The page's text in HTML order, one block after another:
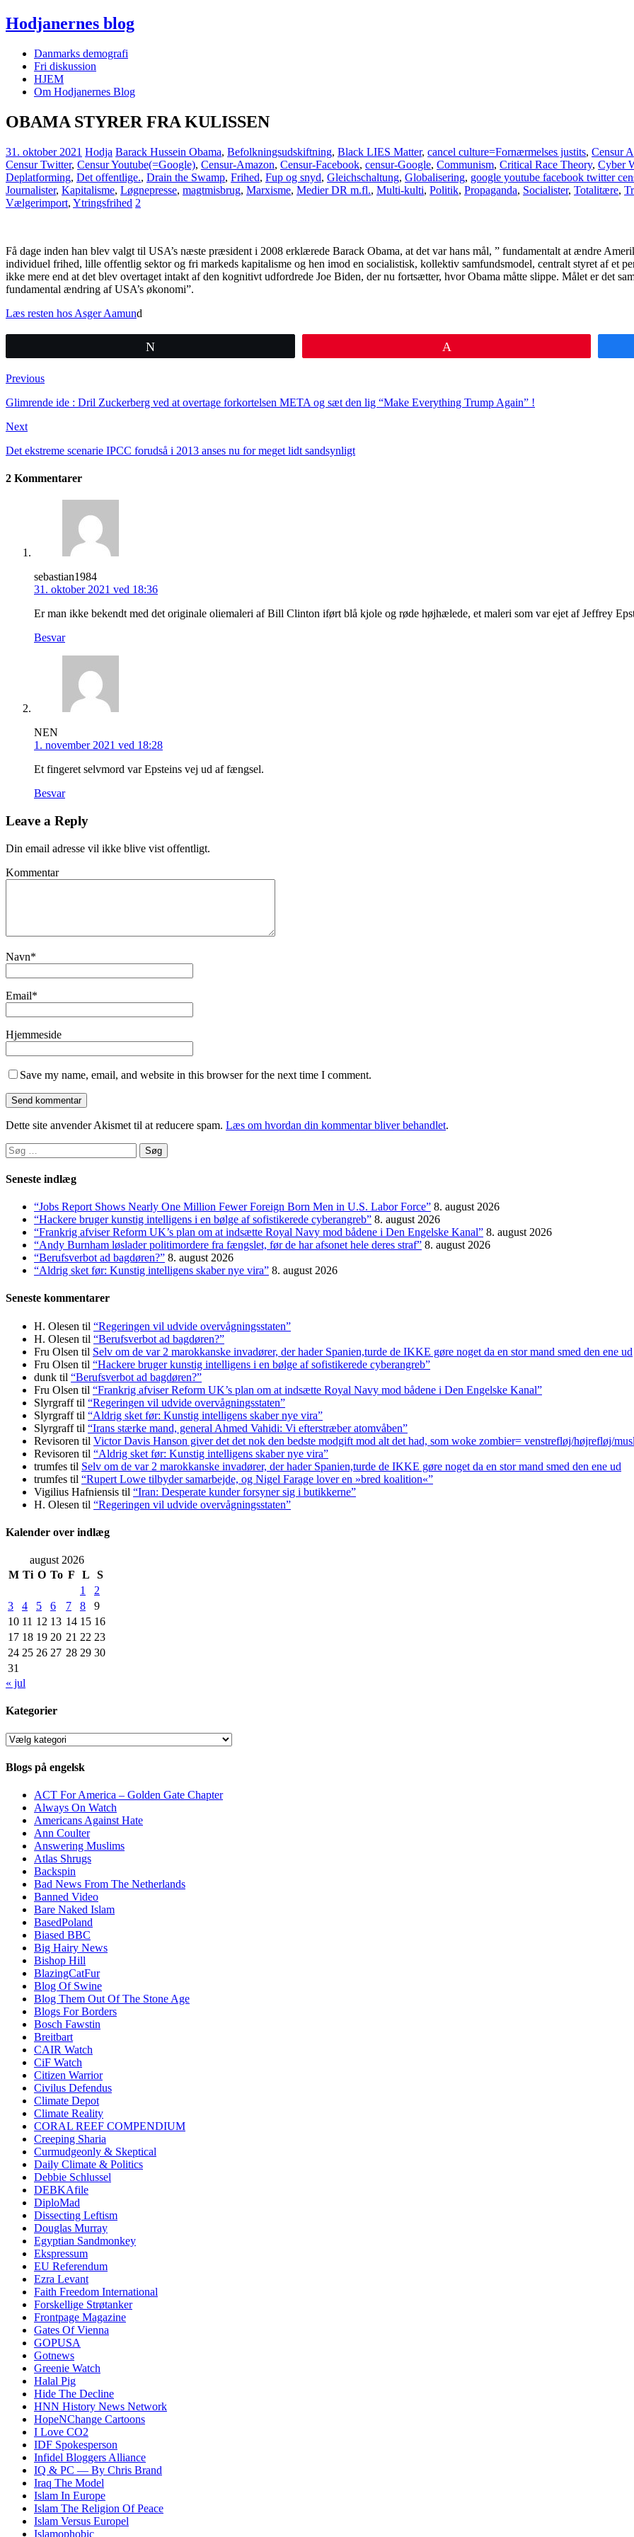
Hodjanernes blog
Danmarks demografi
Fri diskussion
HJEM
Om Hodjanernes Blog
OBAMA STYRER FRA KULISSEN
31. oktober 2021 Hodja Barack Hussein Obama, Befolkningsudskiftning, Black LIES Matter, cancel culture=Fornærmelses justits, Censur
Censur Twitter, Censur Youtube(=Google), Censur-Amazon, Censur-Facebook, censur-Google, Communism, Critical Race Theory, Cyber
Deplatforming, Det offentlige., Drain the Swamp, Frihed, Fup og snyd, Gleichschaltung, Globalisering, google youtube facebook twitter
Journalister, Kapitalisme, Løgnepresse, magtmisbrug, Marxisme, Medier DR m.fl., Multi-kulti, Politik, Propaganda, Socialister, Totalitære,
Vælgerimport, Ytringsfrihed 2
Få dage inden han blev valgt til USA’s næste præsident i 2008 erklærede Barack Obama, at det var hans mål, ” fundamentalt at ændre
individuel frihed, lille offentlig sektor og fri markeds kapitalisme og hen imod en socialistisk, kollektiv samfundsmodel, centralt styret af et
ikke mere end at det blev overtaget intakt af den kognitivt udfordrede Joe Biden, der nu fortsætter, hvor Obama måtte slippe. Målet er det
fundamental ændring af USA’s økonomi”.
Læs resten hos Asger Aamund
Previous
Glimrende ide : Dril Zuckerberg ved at overtage forkortelsen META og sæt den lig “Make Everything Trump Again” !
Next
Det ekstreme scenarie IPCC forudså i 2013 anses nu for meget lidt sandsynligt
2 Kommentarer
sebastian1984
31. oktober 2021 ved 18:36
Er man ikke bekendt med det originale oliemaleri af Bill Clinton iført blå kjole og røde højhælede, et maleri som var ejet af Jeffrey
Besvar
NEN
1. november 2021 ved 18:28
Et fingeret selvmord var Epsteins vej ud af fængsel.
Besvar
Leave a Reply
Din email adresse vil ikke blive vist offentligt.
Kommentar
Navn*
Email*
Hjemmeside
Save my name, email, and website in this browser for the next time I comment.
Dette site anvender Akismet til at reducere spam. Læs om hvordan din kommentar bliver behandlet.
Søg
efter:
Seneste indlæg
“Jobs Report Shows Nearly One Million Fewer Foreign Born Men in U.S. Labor Force” 8. august 2026
“Hackere bruger kunstig intelligens i en bølge af sofistikerede cyberangreb” 8. august 2026
“Frankrig afviser Reform UK’s plan om at indsætte Royal Navy mod bådene i Den Engelske Kanal” 8. august 2026
“Andy Burnham løslader politi­mordere fra fængslet, før de har afsonet hele deres straf” 8. august 2026
“Berufsverbot ad bagdøren?” 8. august 2026
“Aldrig sket før: Kunstig intelligens skaber nye vira” 8. august 2026
Seneste kommentarer
H. Olesen til “Regeringen vil udvide overvågningsstaten”
H. Olesen til “Berufsverbot ad bagdøren?”
Fru Olsen til Selv om de var 2 marokkanske invadører, der hader Spanien,turde de IKKE gøre noget da en stor mand smed den ene ud
Fru Olsen til “Hackere bruger kunstig intelligens i en bølge af sofistikerede cyberangreb”
dunk til “Berufsverbot ad bagdøren?”
Fru Olsen til “Frankrig afviser Reform UK’s plan om at indsætte Royal Navy mod bådene i Den Engelske Kanal”
Slyrgrafftil “Regeringen vil udvide overvågningsstaten”
Slyrgrafftil “Aldrig sket før: Kunstig intelligens skaber nye vira”
Slyrgrafftil “Irans stærke mand, general Ahmed Vahidi: Vi efterstræber atomvåben”
Revisoren til Victor Davis Hanson giver det det nok den bedste modgift mod alt det had, som woke zombier= venstrefløj/højrefløj/
Revisoren til “Aldrig sket før: Kunstig intelligens skaber nye vira”
trumfes til Selv om de var 2 marokkanske invadører, der hader Spanien,turde de IKKE gøre noget da en stor mand smed den ene ud
trumfes til “Rupert Lowe tilbyder samarbejde, og Nigel Farage lover en »bred koalition«”
Vigilius Hafniensis til “Iran: Desperate kunder forsyner sig i butikkerne”
H. Olesen til “Regeringen vil udvide overvågningsstaten”
Kalender over indlæg
august 2026
M Ti O To F L
S
1
2
3
4 5 6 7 8
9
10 11 12 13 14 15 16
17 18 19 20 21 22 23
24 25 26 27 28 29 30
31
« jul
Kategorier
Kategorier
Blogs på engelsk
ACT For America – Golden Gate Chapter
Always On Watch
Americans Against Hate
Ann Coulter
Answering Muslims
Atlas Shrugs
Backspin
Bad News From The Netherlands
Banned Video
Bare Naked Islam
BasedPoland
Biased BBC
Big Hairy News
Bishop Hill
BlazingCatFur
Blog Of Swine
Blog Them Out Of The Stone Age
Blogs For Borders
Bosch Fawstin
Breitbart
CAIR Watch
CiF Watch
Citizen Warrior
Civilus Defendus
Climate Depot
Climate Reality
CORAL REEF COMPENDIUM
Creeping Sharia
Curmudgeonly & Skeptical
Daily Climate & Politics
Debbie Schlussel
DEBKAfile
DiploMad
Dissecting Leftism
Douglas Murray
Egyptian Sandmonkey
Ekspressum
EU Referendum
Ezra Levant
Faith Freedom International
Forskellige Strøtanker
Frontpage Magazine
Gates Of Vienna
GOPUSA
Gotnews
Greenie Watch
Halal Pig
Hide The Decline
HNN History News Network
HopeNChange Cartoons
I Love CO2
IDF Spokesperson
Infidel Bloggers Alliance
IQ & PC — By Chris Brand
Iraq The Model
Islam In Europe
Islam The Religion Of Peace
Islam Versus Europel
Islamophobic